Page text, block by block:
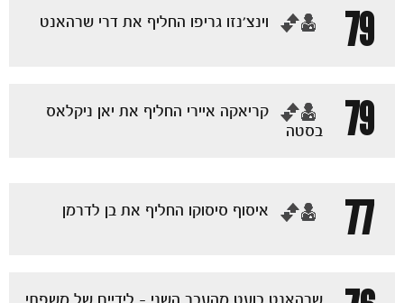
הקבוצות
79 ‏וינצ'נזו גריפו החליף את דרי שרהאנט
79
‏קריאקה איירי החליף את יאן ניקלאס
בסטה
77 ‏איסוף סיסוקו החליף את בן לדרמן